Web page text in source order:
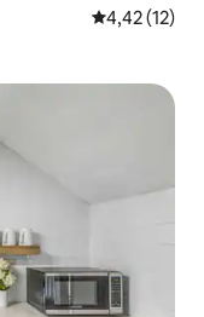
Évaluation
4,42 (12)